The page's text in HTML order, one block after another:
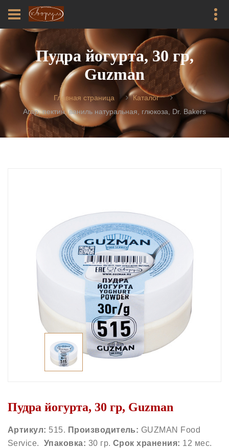
Пудра йогурта, 30 гр,
Guzman
Главная страница
Каталог
Агар, пектин, ваниль натуральная, глюкоза, Dr. Bakers
Пудра йогурта, 30 гр, Guzman
Артикул: 515. Производитель: GUZMAN Food
Service. Упаковка: 30 гр. Срок хранения: 12 мес.